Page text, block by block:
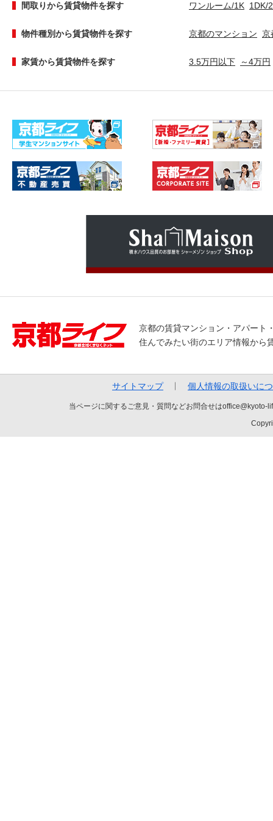
間取りから賃貸物件を探す ワンルーム/1K 1DK/
物件種別から賃貸物件を探す 京都のマンション 京
家賃から賃貸物件を探す 3.5万円以下 ～4万円
京都の賃貸マンション・アパート
住んでみたい街のエリア情報から
サイトマップ 個人情報の取扱いに
当ページに関するご意見・質問などお問合せは